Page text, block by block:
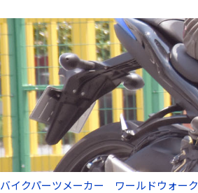
バイクパーツメーカー ワールドウォーク